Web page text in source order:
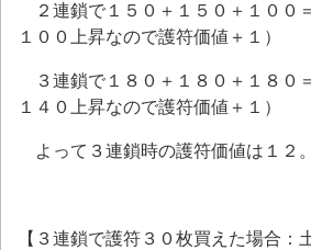
２連鎖で１５０＋１５０＋１００
１００上昇なので護符価値＋１）
３連鎖で１８０＋１８０＋１８０
１４０上昇なので護符価値＋１）
よって３連鎖時の護符価値は１２。
【３連鎖で護符３０枚買えた場合